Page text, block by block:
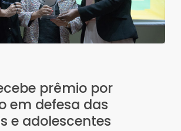
prêmio por
em defesa das
e adolescentes